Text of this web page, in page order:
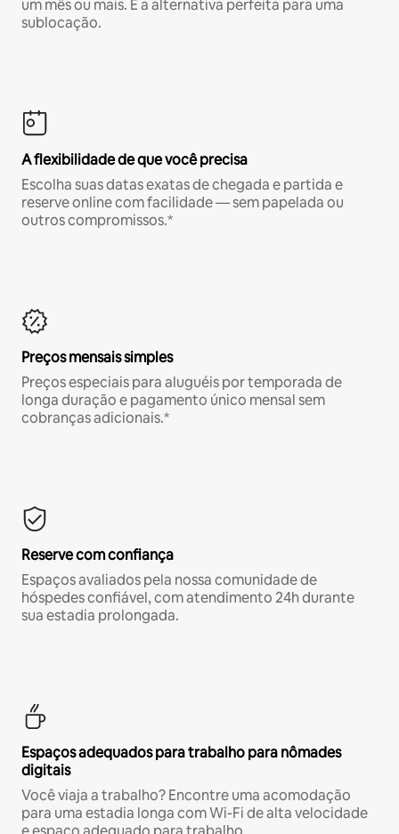
um mês ou mais. É a alternativa perfeita para uma
sublocação.
A flexibilidade de que você precisa
Escolha suas datas exatas de chegada e partida e
reserve online com facilidade — sem papelada ou
outros compromissos.*
Preços mensais simples
Preços especiais para aluguéis por temporada de
longa duração e pagamento único mensal sem
cobranças adicionais.*
Reserve com confiança
Espaços avaliados pela nossa comunidade de
hóspedes confiável, com atendimento 24h durante
sua estadia prolongada.
Espaços adequados para trabalho para nômades
digitais
Você viaja a trabalho? Encontre uma acomodação
para uma estadia longa com Wi-Fi de alta velocidade